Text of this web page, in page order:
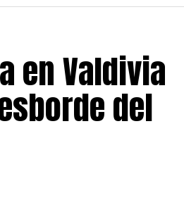
en Valdivia
del